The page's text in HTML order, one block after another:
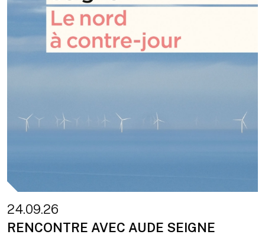
24.09.26
RENCONTRE AVEC AUDE SEIGNE